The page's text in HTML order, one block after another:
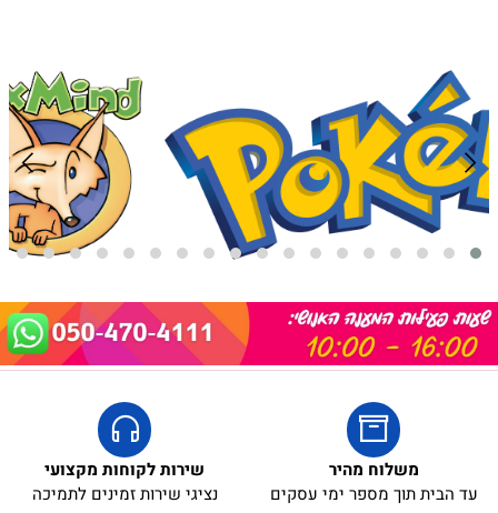
משלוח מהיר
עד הבית תוך מספר ימי עסקים
שירות לקוחות מקצועי
נציגי שירות זמינים לתמיכה